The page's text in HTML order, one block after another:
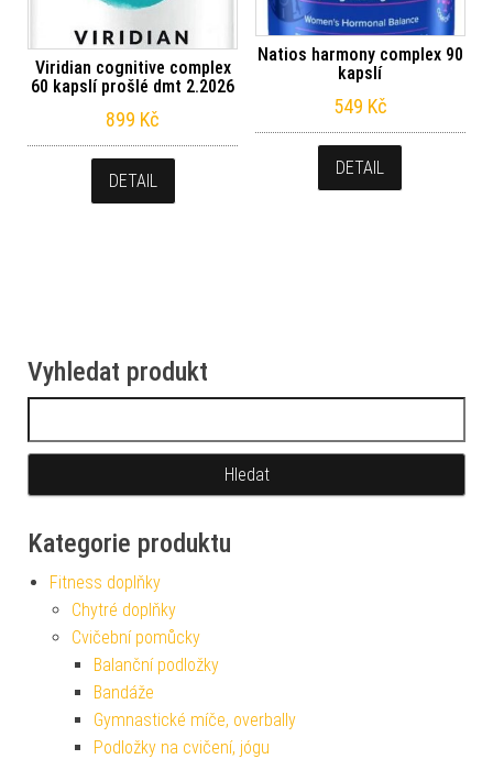
Viridian cognitive complex
60 kapslí prošlé dmt 2.2026
899 Kč
DETAIL
Natios harmony complex 90
kapslí
549 Kč
DETAIL
Vyhledat produkt
Kategorie produktu
Fitness doplňky
Chytré doplňky
Cvičební pomůcky
Balanční podložky
Bandáže
Gymnastické míče, overbally
Podložky na cvičení, jógu